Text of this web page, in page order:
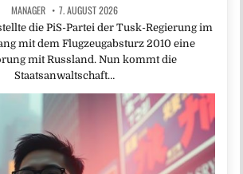
MANAGER 7. AUGUST 2026
die PiS-Partei der Tusk-Regierung im
mit dem Flugzeugabsturz 2010 eine
mit Russland. Nun kommt die
Staatsanwaltschaft…